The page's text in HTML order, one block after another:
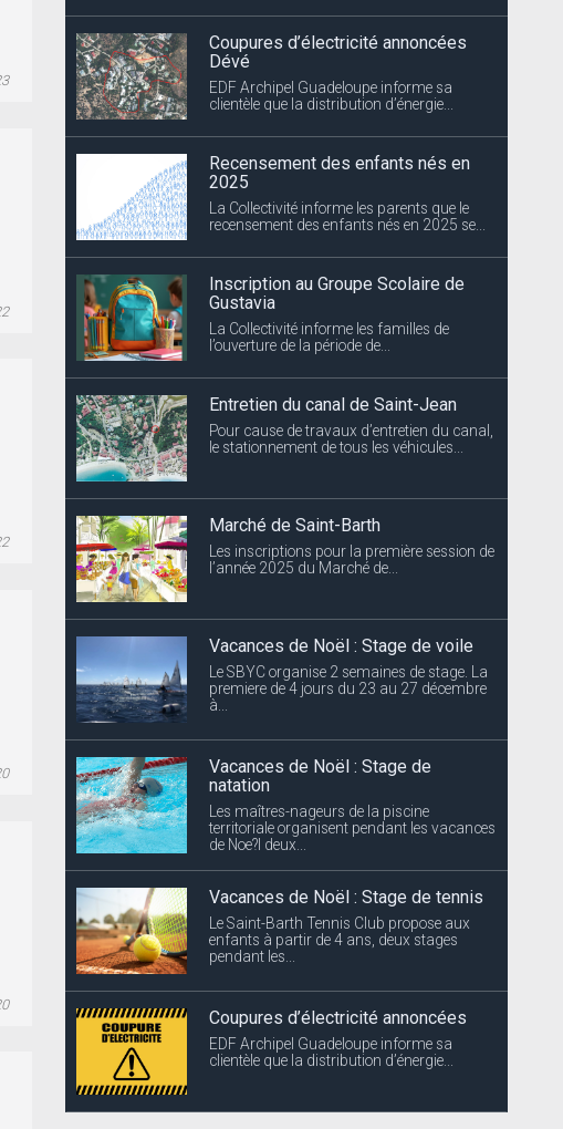
Coupures d’électricité annoncées
Dévé
EDF Archipel Guadeloupe informe sa
clientèle que la distribution d’énergie...
Recensement des enfants nés en
2025
La Collectivité informe les parents que le
recensement des enfants nés en 2025 se...
Inscription au Groupe Scolaire de
Gustavia
La Collectivité informe les familles de
l’ouverture de la période de...
Entretien du canal de Saint-Jean
Pour cause de travaux d’entretien du canal,
le stationnement de tous les véhicules...
Marché de Saint-Barth
Les inscriptions pour la première session de
l’année 2025 du Marché de...
Vacances de Noël : Stage de voile
Le SBYC organise 2 semaines de stage. La
premiere de 4 jours du 23 au 27 décembre
à...
Vacances de Noël : Stage de
natation
Les maîtres-nageurs de la piscine
territoriale organisent pendant les vacances
de Noe?l deux...
Vacances de Noël : Stage de tennis
Le Saint-Barth Tennis Club propose aux
enfants à partir de 4 ans, deux stages
pendant les...
Coupures d’électricité annoncées
EDF Archipel Guadeloupe informe sa
clientèle que la distribution d’énergie...